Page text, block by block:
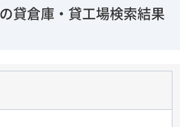
貸倉庫・貸工場検索結果